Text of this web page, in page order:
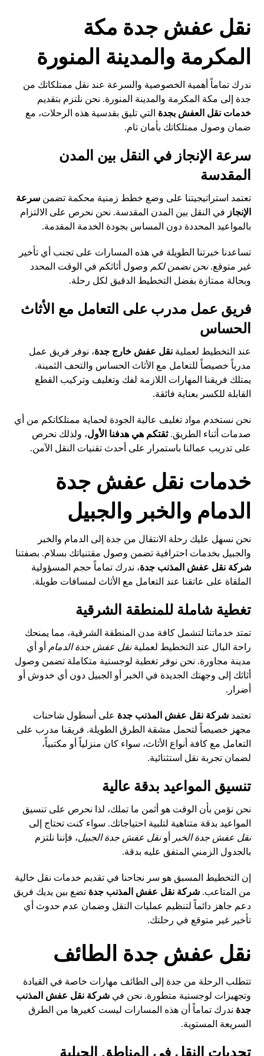
نقل عفش جدة مكة
المكرمة والمدينة المنورة
ندرك تماماً أهمية الخصوصية والسرعة عند نقل ممتلكاتك من
جدة إلى مكة المكرمة والمدينة المنورة. نحن نلتزم بتقديم
خدمات نقل العفش بجدة التي تليق بقدسية هذه الرحلات، مع
ضمان وصول ممتلكاتك بأمان تام.
سرعة الإنجاز في النقل بين المدن
المقدسة
تعتمد استراتيجيتنا على وضع خطط زمنية محكمة تضمنسرعة
الإنجاز في النقل بين المدن المقدسة. نحن نحرص على الالتزام
بالمواعيد المحددة دون المساس بجودة الخدمة المقدمة.
تساعدنا خبرتنا الطويلة في هذه المسارات على تجنب أي تأخير
غير متوقع.نحن نضمن لكم وصول أثاثكم في الوقت المحدد
وبحالة ممتازة بفضل التخطيط الدقيق لكل رحلة.
فريق عمل مدرب على التعامل مع الأثاث
الحساس
عند التخطيط لعمليةنقل عفش خارج جدة، نوفر فريق عمل
مدرباً خصيصاً للتعامل مع الأثاث الحساس والتحف الثمينة.
يمتلك فريقنا المهارات اللازمة لفك وتغليف وتركيب القطع
القابلة للكسر بعناية فائقة.
نحن نستخدم مواد تغليف عالية الجودة لحماية ممتلكاتكم من أي
صدمات أثناء الطريق.ثقتكم هي هدفنا الأول، ولذلك نحرص
على تدريب عمالنا باستمرار على أحدث تقنيات النقل الآمن.
خدمات نقل عفش جدة
الدمام والخبر والجبيل
نحن نسهل عليك رحلة الانتقال من جدة إلى الدمام والخبر
والجبيل بخدمات احترافية تضمن وصول مقتنياتك بسلام. بصفتنا
شركة نقل عفش المذنب جدة، ندرك تماماً حجم المسؤولية
الملقاة على عاتقنا عند التعامل مع الأثاث لمسافات طويلة.
تغطية شاملة للمنطقة الشرقية
تمتد خدماتنا لتشمل كافة مدن المنطقة الشرقية، مما يمنحك
راحة البال عند التخطيط لعمليةنقل عفش جدة الدمام أو أي
مدينة مجاورة. نحن نوفر تغطية لوجستية متكاملة تضمن وصول
أثاثك إلى وجهتك الجديدة في الخبر أو الجبيل دون أي خدوش أو
أضرار.
تعتمدشركة نقل عفش المذنب جدة على أسطول شاحنات
مجهز خصيصاً لتحمل مشقة الطرق الطويلة. فريقنا مدرب على
التعامل مع كافة أنواع الأثاث، سواء كان منزلياً أو مكتبياً،
لضمان تجربة نقل استثنائية.
تنسيق المواعيد بدقة عالية
نحن نؤمن بأن الوقت هو أثمن ما تملك، لذا نحرص على تنسيق
المواعيد بدقة متناهية لتلبية احتياجاتك. سواء كنت تحتاج إلى
نقل عفش جدة الخبر
أونقل عفش جدة الجبيل، فإننا نلتزم
بالجدول الزمني المتفق عليه بدقة.
إن التخطيط المسبق هو سر نجاحنا في تقديم خدمات نقل خالية
من المتاعب.شركة نقل عفش المذنب جدة تضع بين يديك فريق
دعم جاهز دائماً لتنظيم عمليات النقل وضمان عدم حدوث أي
تأخير غير متوقع في رحلتك.
نقل عفش جدة الطائف
تتطلب الرحلة من جدة إلى الطائف مهارات خاصة في القيادة
وتجهيزات لوجستية متطورة. نحن فيشركة نقل عفش المذنب
جدة ندرك تماماً أن هذه المسارات ليست كغيرها من الطرق
السريعة المستوية.
تحديات النقل في المناطق الجبلية